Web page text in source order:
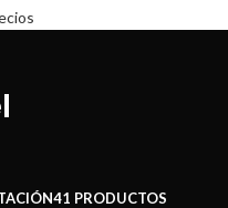
41 PRODUCTOS